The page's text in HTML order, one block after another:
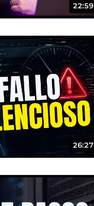
22:59
26:27